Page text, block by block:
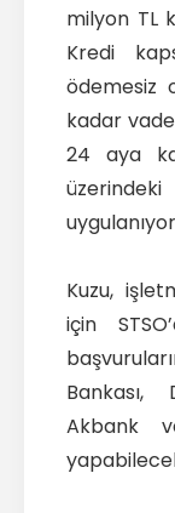
milyon TL
Kredi
ödemesiz
kadar
24 aya
Kuzu,
için
Bankası,
Akbank